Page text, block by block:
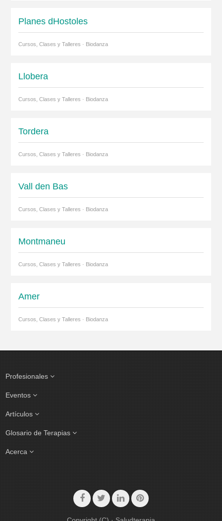
Planes dHostoles
Cursos, Clases y Talleres · Biodanza
Llobera
Cursos, Clases y Talleres · Biodanza
Tordera
Cursos, Clases y Talleres · Biodanza
Vall den Bas
Cursos, Clases y Talleres · Biodanza
Montmaneu
Cursos, Clases y Talleres · Biodanza
Amer
Cursos, Clases y Talleres · Biodanza
Profesionales
Eventos
Artículos
Glosario de Terapias
Acerca